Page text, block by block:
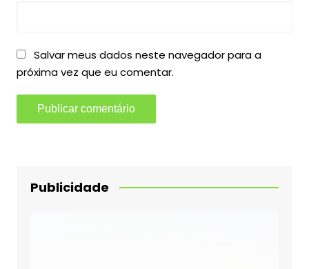
Salvar meus dados neste navegador para a
próxima vez que eu comentar.
Publicidade